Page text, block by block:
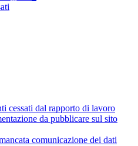
cessati dal rapporto di lavoro
da pubblicare sul sito
comunicazione dei dati